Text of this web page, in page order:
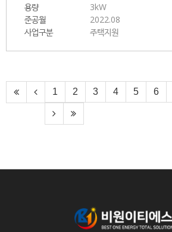
용량
3kW
준공월
2022.08
사업구분
주택지원
1 2 3 4 5 6